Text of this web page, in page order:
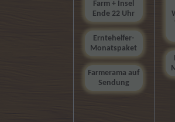
Farm + Insel
Ende 22 Uhr
Erntehelfer-
Monatspaket
Farmerama auf
Sendung